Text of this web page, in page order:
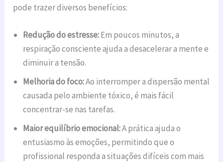
pode trazer diversos benefícios:
Redução do estresse:Em poucos minutos, a
respiração consciente ajuda a desacelerar a mente e
diminuir a tensão.
Melhoria do foco:Ao interromper a dispersão mental
causada pelo ambiente tóxico, é mais fácil
concentrar-se nas tarefas.
Maior equilíbrio emocional:A prática ajuda o
entusiasmo às emoções, permitindo que o
profissional responda a situações difíceis com mais